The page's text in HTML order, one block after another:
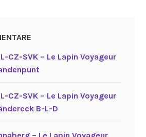
CZ-SVK – Le Lapin Voyageur
CZ-SVK – Le Lapin Voyageur
B-L-D